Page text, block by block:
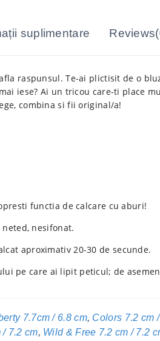
suplimentare
raspunsul. Te-ai plictisit de o
iese? Ai un tricou care-ti place
combina si fii original/a!
functia de calcare cu aburi!
nesifonat.
aproximativ 20-30 de secunde.
pe care ai lipit peticul; de
7.7cm / 6.8 cm, Colors 7.2 cm
/ 7.2 cm, Wild & Free 7.2 cm / 7.2